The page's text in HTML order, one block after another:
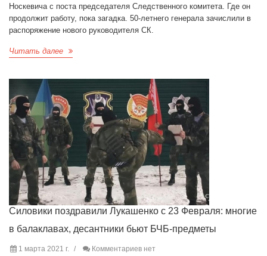
Носкевича с поста председателя Следственного комитета. Где он
продолжит работу, пока загадка. 50-летнего генерала зачислили в
распоряжение нового руководителя СК.
Читать далее
Силовики поздравили Лукашенко с 23 Февраля: многие
в балаклавах, десантники бьют БЧБ-предметы
1 марта 2021 г.
Комментариев нет